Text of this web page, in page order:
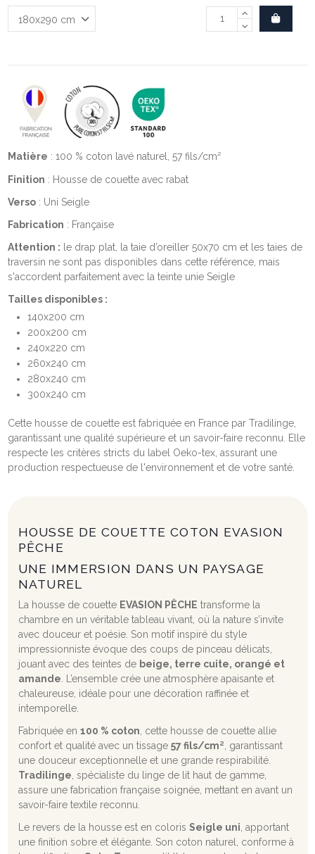
Matière : 100 % coton lavé naturel, 57 fils/cm²
Finition : Housse de couette avec rabat
Verso: Uni Seigle
Fabrication : Française
Attention : le drap plat, la taie d’oreiller 50x70 cm et les taies de
traversin ne sont pas disponibles dans cette référence, mais
s'accordent parfaitement avec la teinte unie Seigle
Tailles disponibles :
140x200 cm
200x200 cm
240x220 cm
260x240 cm
280x240 cm
300x240 cm
Cette housse de couette est fabriquée en France par Tradilinge,
garantissant une qualité supérieure et un savoir-faire reconnu. Elle
respecte les critères stricts du label Oeko-tex, assurant une
production respectueuse de l'environnement et de votre santé.
HOUSSE DE COUETTE COTON EVASION
PÊCHE
UNE IMMERSION DANS UN PAYSAGE
NATUREL
La housse de couette EVASION PÊCHE transforme la
chambre en un véritable tableau vivant, où la nature s’invite
avec douceur et poésie. Son motif inspiré du style
impressionniste évoque des coups de pinceau délicats,
jouant avec des teintes de beige, terre cuite, orangé et
amande . L’ensemble crée une atmosphère apaisante et
chaleureuse, idéale pour une décoration raffinée et
intemporelle.
Fabriquée en 100 % coton , cette housse de couette allie
confort et qualité avec un tissage 57 fils/cm² , garantissant
une douceur exceptionnelle et une grande respirabilité.
Tradilinge , spécialiste du linge de lit haut de gamme,
assure une fabrication française soignée, mettant en avant un
savoir-faire textile reconnu.
Le revers de la housse est en coloris Seigle uni , apportant
une finition sobre et élégante. Son coton naturel, conforme à